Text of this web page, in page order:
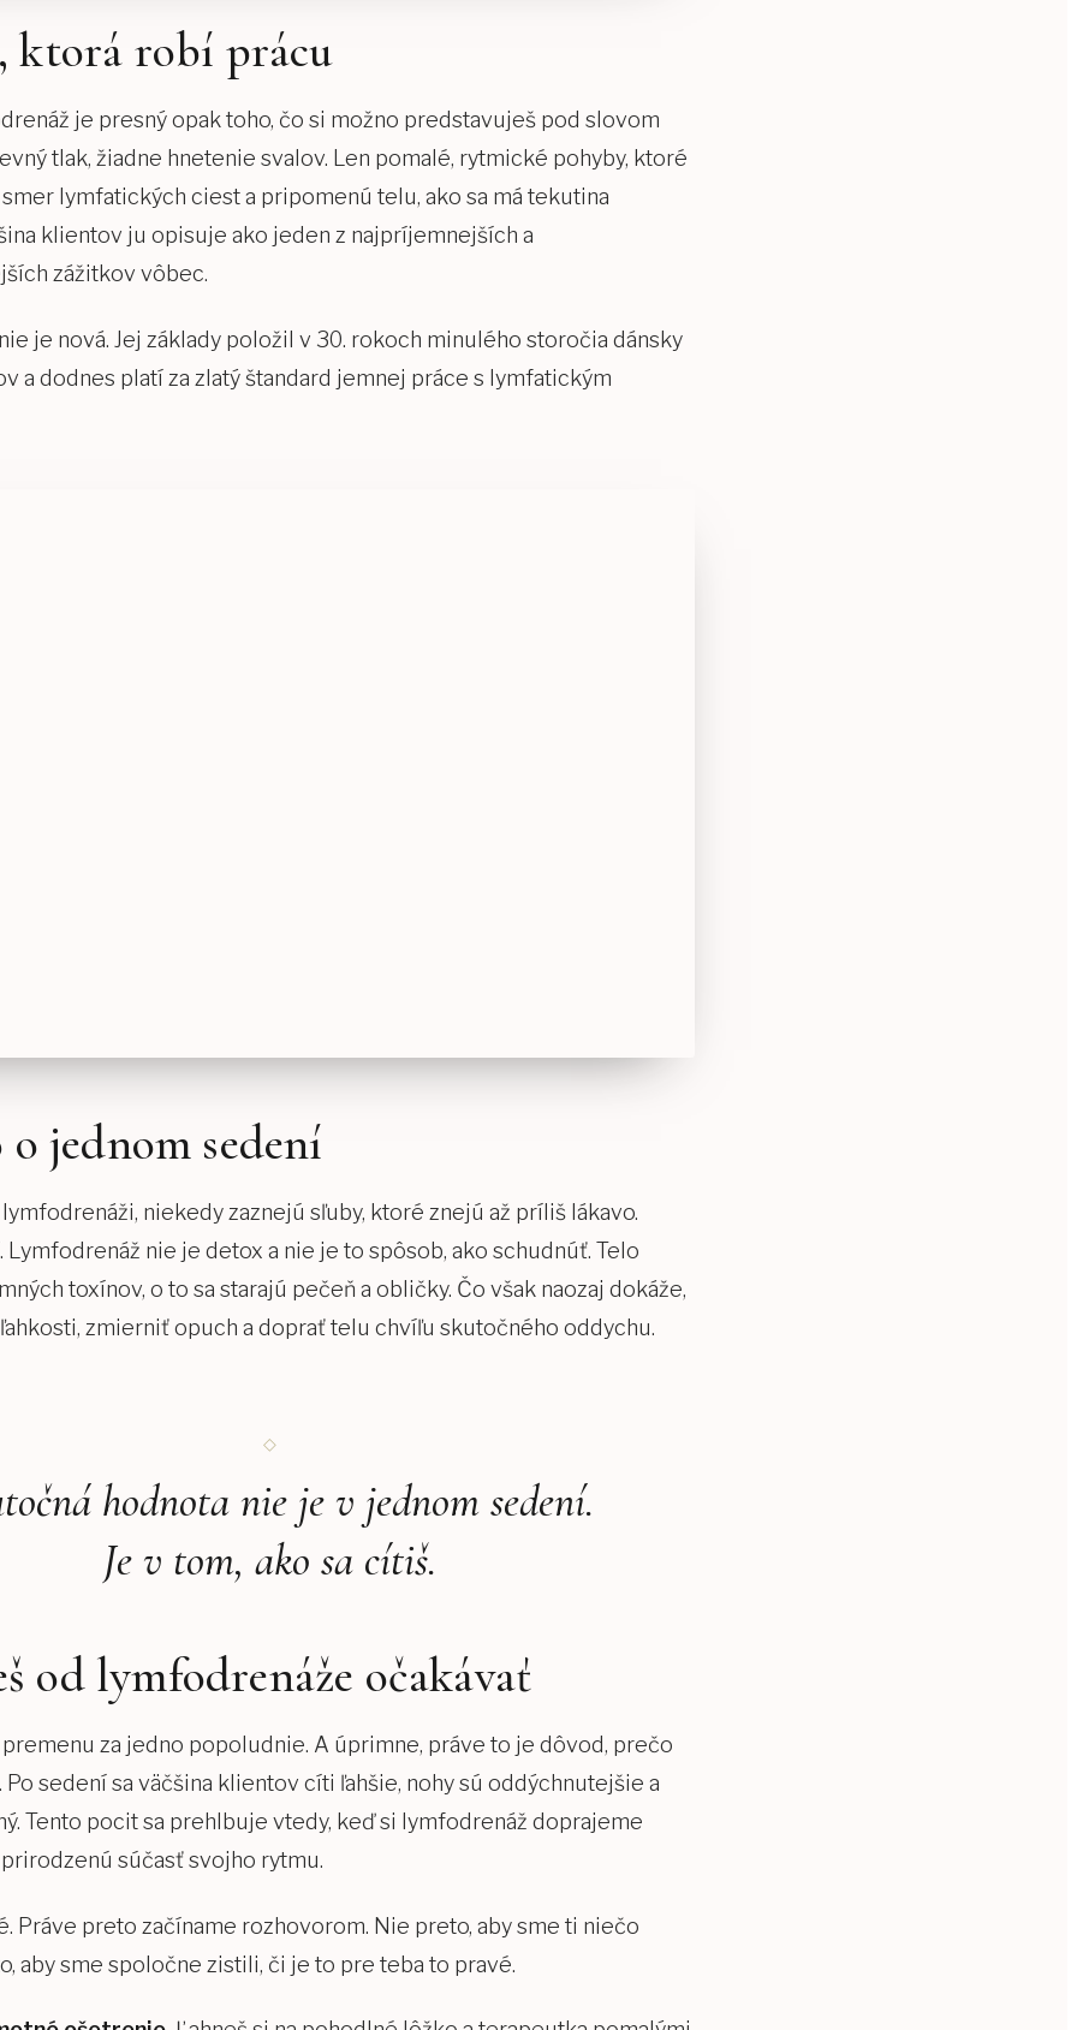
ktorá robí prácu
je presný opak toho, čo si možno predstavuješ pod slovom
tlak, žiadne hnetenie svalov. Len pomalé, rytmické pohyby, ktoré
lymfatických ciest a pripomenú telu, ako sa má tekutina
klientov ju opisuje ako jeden z najpríjemnejších a
zážitkov vôbec.
je nová. Jej základy položil v 30. rokoch minulého storočia dánsky
a dodnes platí za zlatý štandard jemnej práce s lymfatickým
jednom sedení
niekedy zaznejú sľuby, ktoré znejú až príliš lákavo.
Lymfodrenáž nie je detox a nie je to spôsob, ako schudnúť. Telo
toxínov, o to sa starajú pečeň a obličky. Čo však naozaj dokáže,
zmierniť opuch a doprať telu chvíľu skutočného oddychu.
hodnota nie je v jednom sedení.
Je v tom, ako sa cítiš.
od lymfodrenáže očakávať
za jedno popoludnie. A úprimne, práve to je dôvod, prečo
sedení sa väčšina klientov cíti ľahšie, nohy sú oddýchnutejšie a
Tento pocit sa prehlbuje vtedy, keď si lymfodrenáž doprajeme
súčasť svojho rytmu.
Práve preto začíname rozhovorom. Nie preto, aby sme ti niečo
aby sme spoločne zistili, či je to pre teba to pravé.